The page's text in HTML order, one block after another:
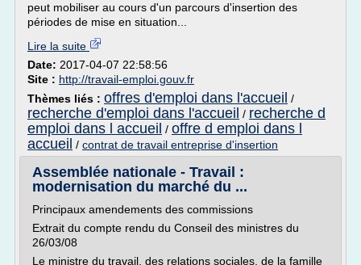
peut mobiliser au cours d'un parcours d'insertion des
périodes de mise en situation...
Lire la suite
Date: 2017-04-07 22:58:56
Site : http://travail-emploi.gouv.fr
Thèmes liés : offres d'emploi dans l'accueil /
recherche d'emploi dans l'accueil / recherche d
emploi dans l accueil / offre d emploi dans l
accueil / contrat de travail entreprise d'insertion
Assemblée nationale - Travail :
modernisation du marché du ...
Principaux amendements des commissions
Extrait du compte rendu du Conseil des ministres du
26/03/08
Le ministre du travail, des relations sociales, de la famille